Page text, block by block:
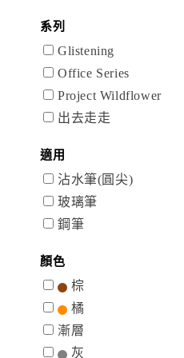
系列
Glistening
Office Series
Project Wildflower
出去走走
適用
沾水筆(圓尖)
玻璃筆
鋼筆
顏色
棕
橘
漸層
灰